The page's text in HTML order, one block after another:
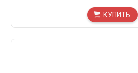
КУПИТЬ